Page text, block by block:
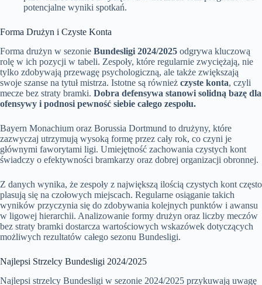
potencjalne wyniki spotkań.
Forma Drużyn i Czyste Konta
Forma drużyn w sezonie Bundesligi 2024/2025 odgrywa kluczową
rolę w ich pozycji w tabeli. Zespoły, które regularnie zwyciężają, nie
tylko zdobywają przewagę psychologiczną, ale także zwiększają
swoje szanse na tytuł mistrza. Istotne są również czyste konta, czyli
mecze bez straty bramki. Dobra defensywa stanowi solidną bazę dla
ofensywy i podnosi pewność siebie całego zespołu.
Bayern Monachium oraz Borussia Dortmund to drużyny, które
zazwyczaj utrzymują wysoką formę przez cały rok, co czyni je
głównymi faworytami ligi. Umiejętność zachowania czystych kont
świadczy o efektywności bramkarzy oraz dobrej organizacji obronnej.
Z danych wynika, że zespoły z największą ilością czystych kont często
plasują się na czołowych miejscach. Regularne osiąganie takich
wyników przyczynia się do zdobywania kolejnych punktów i awansu
w ligowej hierarchii. Analizowanie formy drużyn oraz liczby meczów
bez straty bramki dostarcza wartościowych wskazówek dotyczących
możliwych rezultatów całego sezonu Bundesligi.
Najlepsi Strzelcy Bundesligi 2024/2025
Najlepsi strzelcy Bundesligi w sezonie 2024/2025 przykuwają uwagę